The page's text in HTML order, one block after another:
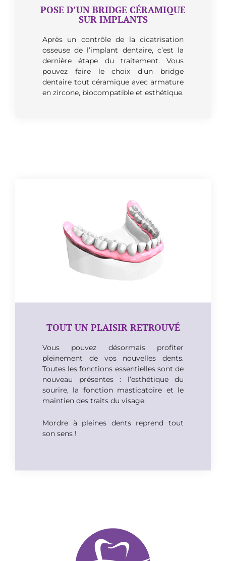
POSE D’UN BRIDGE CÉRAMIQUE
SUR IMPLANTS
Après un contrôle de la cicatrisation
osseuse de l’implant dentaire, c’est la
dernière étape du traitement. Vous
pouvez faire le choix d’un bridge
dentaire tout céramique avec armature
en zircone, biocompatible et esthétique.
TOUT UN PLAISIR RETROUVÉ
Vous pouvez désormais profiter
pleinement de vos nouvelles dents.
Toutes les fonctions essentielles sont de
nouveau présentes : l’esthétique du
sourire, la fonction masticatoire et le
maintien des traits du visage.
Mordre à pleines dents reprend tout
son sens !